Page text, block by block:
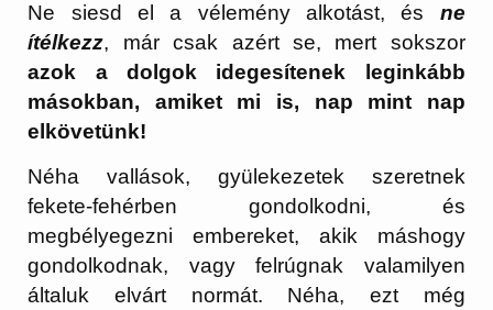
Ne siesd el a vélemény alkotást, és ne
ítélkezz, már csak azért se, mert sokszor
azok a dolgok idegesítenek leginkább
másokban, amiket mi is, nap mint nap
elkövetünk!
Néha vallások, gyülekezetek szeretnek
fekete-fehérben gondolkodni, és
megbélyegezni embereket, akik máshogy
gondolkodnak, vagy felrúgnak valamilyen
általuk elvárt normát. Néha, ezt még